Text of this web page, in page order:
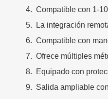
Compatible con 1-
La integración
Compatible con
Ofrece múltiples
Equipado con
Salida ampliable